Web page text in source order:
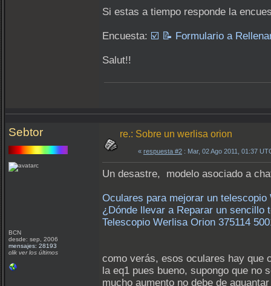
Si estas a tiempo responde la
Encuesta: ☑️ 📝 Formulario a
Salut!!
Sebtor
BCN
desde: sep, 2006
mensajes: 28193
clik ver los últimos
re.: Sobre un werlisa orion
« respuesta #2 : Mar, 02 Ago 2011, 01:37
Un desastre, modelo asociado a
Oculares para mejorar un
¿Dónde llevar a Reparar un sencillo
Telescopio Werlisa Orion 375114
como verás, esos oculares hay que
la eq1 pues bueno, supongo que no
mucho aumento no debe de